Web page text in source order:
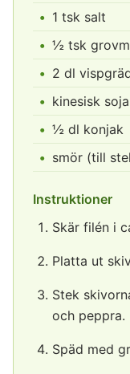
1 tsk salt
½ tsk
2 dl
kinesisk soja
½ dl konjak
smör (till
Instruktioner
Skär filén i
Platta ut
Stek
och peppra.
Späd med